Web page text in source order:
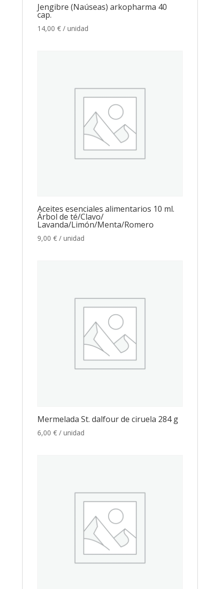
Jengibre (Naúseas) arkopharma 40
cap.
14,00 € / unidad
Aceites esenciales alimentarios 10 ml.
Árbol de té/Clavo/
Lavanda/Limón/Menta/Romero
9,00 € / unidad
Mermelada St. dalfour de ciruela 284 g
6,00 € / unidad